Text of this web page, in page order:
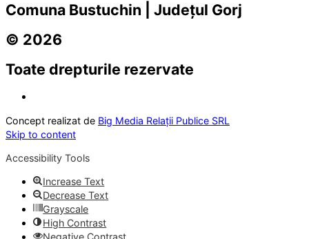
Comuna Bustuchin | Județul Gorj
© 2026
Toate drepturile rezervate
Concept realizat de Big Media Relații Publice SRL
Skip to content
Accessibility Tools
Increase Text
Decrease Text
Grayscale
High Contrast